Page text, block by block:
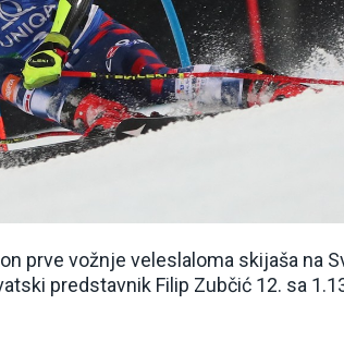
prve vožnje veleslaloma skijaša na
predstavnik Filip Zubčić 12. sa